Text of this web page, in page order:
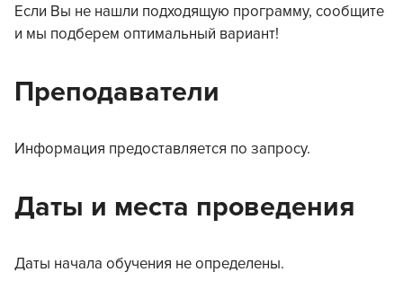
Если Вы не нашли подходящую программу, сообщите
и мы подберем оптимальный вариант!
Преподаватели
Информация предоставляется по запросу.
Даты и места проведения
Даты начала обучения не определены.